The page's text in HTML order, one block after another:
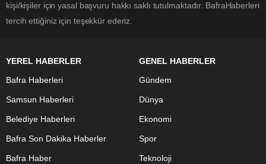
kişi/kişiler için yasal başvuru hakkı saklı tutulmaktadır. BafraHaberleri
tercih ettiğiniz için teşekkür ederiz.
YEREL HABERLER
Bafra Haberleri
Samsun Haberleri
Belediye Haberleri
Bafra Son Dakika Haberler
Bafra Haber
GENEL HABERLER
Gündem
Dünya
Ekonomi
Spor
Teknoloji